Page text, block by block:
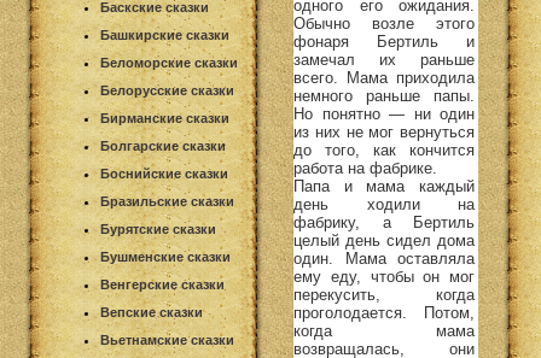
Баскские сказки
Башкирские сказки
Беломорские сказки
Белорусские сказки
Бирманские сказки
Болгарские сказки
Боснийские сказки
Бразильские сказки
Бурятские сказки
Бушменские сказки
Венгерские сказки
Вепские сказки
Вьетнамские сказки
одного его ожидания.
Обычно возле этого
фонаря Бертиль и
замечал их раньше
всего. Мама приходила
немного раньше папы.
Но понятно — ни один
из них не мог вернуться
до того, как кончится
работа на фабрике.
Папа и мама каждый
день ходили на
фабрику, а Бертиль
целый день сидел дома
один. Мама оставляла
ему еду, чтобы он мог
перекусить, когда
проголодается. Потом,
когда мама
возвращалась, они